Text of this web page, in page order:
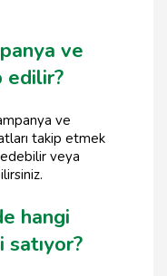
ve
edilir?
ve
takip etmek
veya
hangi
satıyor?